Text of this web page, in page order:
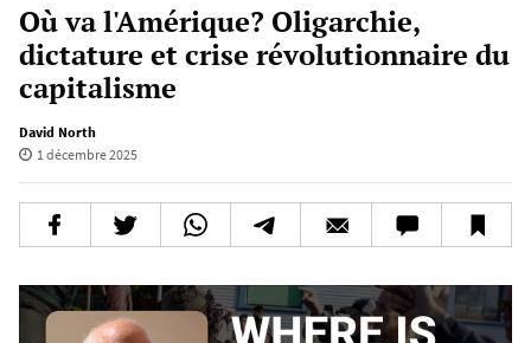
Où va l'Amérique? Oligarchie,
dictature et crise révolutionnaire du
capitalisme
David North
1 décembre 2025